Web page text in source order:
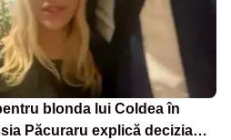
blonda lui Coldea în
Păcuraru explică decizia